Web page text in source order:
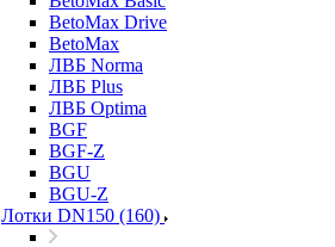
BetoMax Drive
BetoMax
ЛВБ Norma
ЛВБ Plus
ЛВБ Optima
BGF
BGF-Z
BGU
BGU-Z
Лотки DN150 (160)